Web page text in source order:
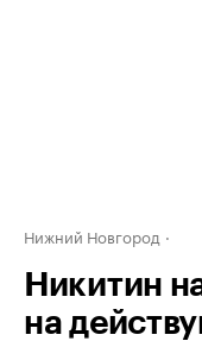
Нижний Новгород
Никитин
на